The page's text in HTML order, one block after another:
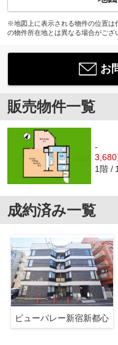
※地図上に表示される物件の位置は
の物件所在地とは異なる場合がござ
お
販売物件一覧
-
3,680
1階
成約済み一覧
ビューパレー新宿新都心